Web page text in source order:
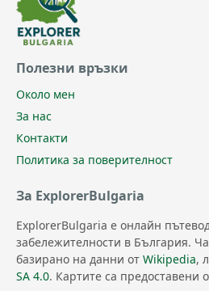
Полезни връзки
Около мен
За нас
Контакти
Политика за поверителност
За ExplorerBulgaria
ExplorerBulgaria е онлайн
забележителности в България.
базирано на данни от Wikipedia,
SA 4.0. Картите са предоставени